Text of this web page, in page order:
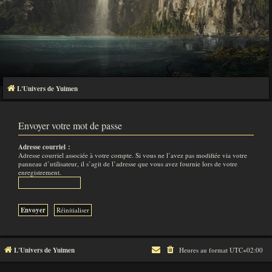
L'Univers de Yuimen
Envoyer votre mot de passe
Adresse courriel :
Adresse courriel associée à votre compte. Si vous ne l’avez pas modifiée via votre
panneau d’utilisateur, il s’agit de l’adresse que vous avez fournie lors de votre
enregistrement.
L'Univers de Yuimen Heures au format UTC+02:00